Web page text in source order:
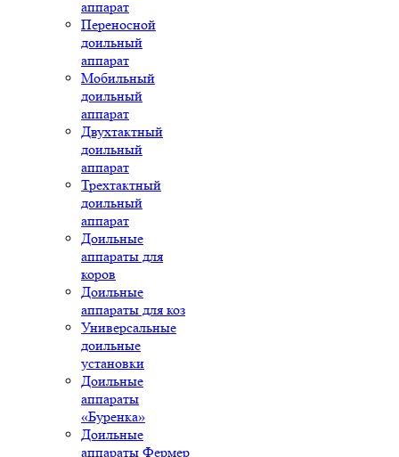
аппарат
Переносной
доильный
аппарат
Мобильный
доильный
аппарат
Двухтактный
доильный
аппарат
Трехтактный
доильный
аппарат
Доильные
аппараты для
коров
Доильные
аппараты для коз
Универсальные
доильные
установки
Доильные
аппараты
«Буренка»
Доильные
аппараты Фермер